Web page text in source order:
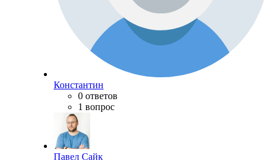
Константин
0 ответов
1 вопрос
Павел Сайк